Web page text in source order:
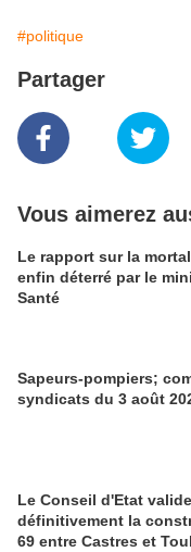
#politique
Partager
Vous aimerez
Le rapport sur la
enfin déterré par le
Santé
Sapeurs-pompiers;
syndicats du 3 août
Le Conseil d'Etat valide
définitivement la
69 entre Castres et